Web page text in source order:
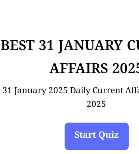
BEST 31 JANUARY
AFFAIRS
31 January 2025 Daily Current
2025